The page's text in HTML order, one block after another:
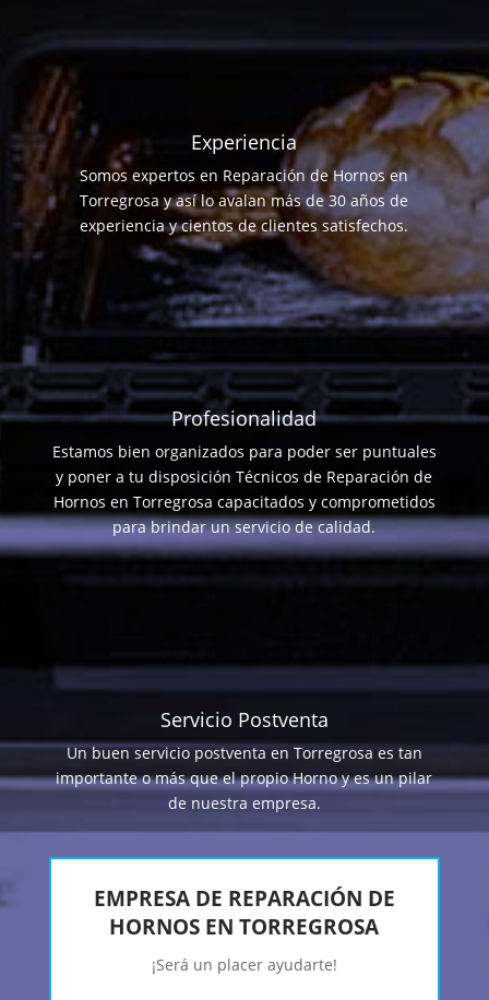
Experiencia
Somos expertos en Reparación de Hornos en
Torregrosa y así lo avalan más de 30 años de
experiencia y cientos de clientes satisfechos.
Profesionalidad
Estamos bien organizados para poder ser puntuales
y poner a tu disposición Técnicos de Reparación de
Hornos en Torregrosa capacitados y comprometidos
para brindar un servicio de calidad.
Servicio Postventa
Un buen servicio postventa en Torregrosa es tan
importante o más que el propio Horno y es un pilar
de nuestra empresa.
EMPRESA DE REPARACIÓN DE
HORNOS EN TORREGROSA
¡Será un placer ayudarte!